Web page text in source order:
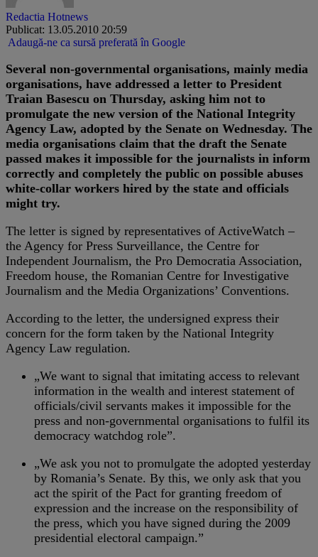
Redactia Hotnews
Publicat: 13.05.2010 20:59
Adaugă-ne ca sursă preferată în Google
Several non-governmental organisations, mainly media
organisations, have addressed a letter to President
Traian Basescu on Thursday, asking him not to
promulgate the new version of the National Integrity
Agency Law, adopted by the Senate on Wednesday. The
media organisations claim that the draft the Senate
passed makes it impossible for the journalists in inform
correctly and completely the public on possible abuses
white-collar workers hired by the state and officials
might try.
The letter is signed by representatives of ActiveWatch –
the Agency for Press Surveillance, the Centre for
Independent Journalism, the Pro Democratia Association,
Freedom house, the Romanian Centre for Investigative
Journalism and the Media Organizations’ Conventions.
According to the letter, the undersigned express their
concern for the form taken by the National Integrity
Agency Law regulation.
„We want to signal that imitating access to relevant
information in the wealth and interest statement of
officials/civil servants makes it impossible for the
press and non-governmental organisations to fulfil its
democracy watchdog role”.
„We ask you not to promulgate the adopted yesterday
by Romania’s Senate. By this, we only ask that you
act the spirit of the Pact for granting freedom of
expression and the increase on the responsibility of
the press, which you have signed during the 2009
presidential electoral campaign.”